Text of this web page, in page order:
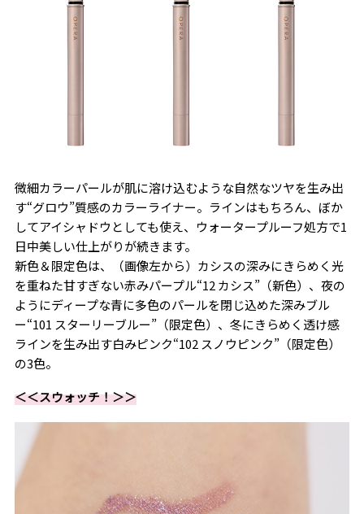
微細カラーパールが肌に溶け込むような自然なツヤを生み出
す“グロウ”質感のカラーライナー。ラインはもちろん、ぼか
してアイシャドウとしても使え、ウォータープルーフ処方で1
日中美しい仕上がりが続きます。
新色＆限定色は、（画像左から）カシスの深みにきらめく光
を重ねた甘すぎない赤みパープル“12 カシス”（新色）、夜の
ようにディープな青に多色のパールを閉じ込めた深みブル
ー“101 スターリーブルー”（限定色）、冬にきらめく透け感
ラインを生み出す白みピンク“102 スノウピンク”（限定色）
の3色。
＜＜スウォッチ！＞＞